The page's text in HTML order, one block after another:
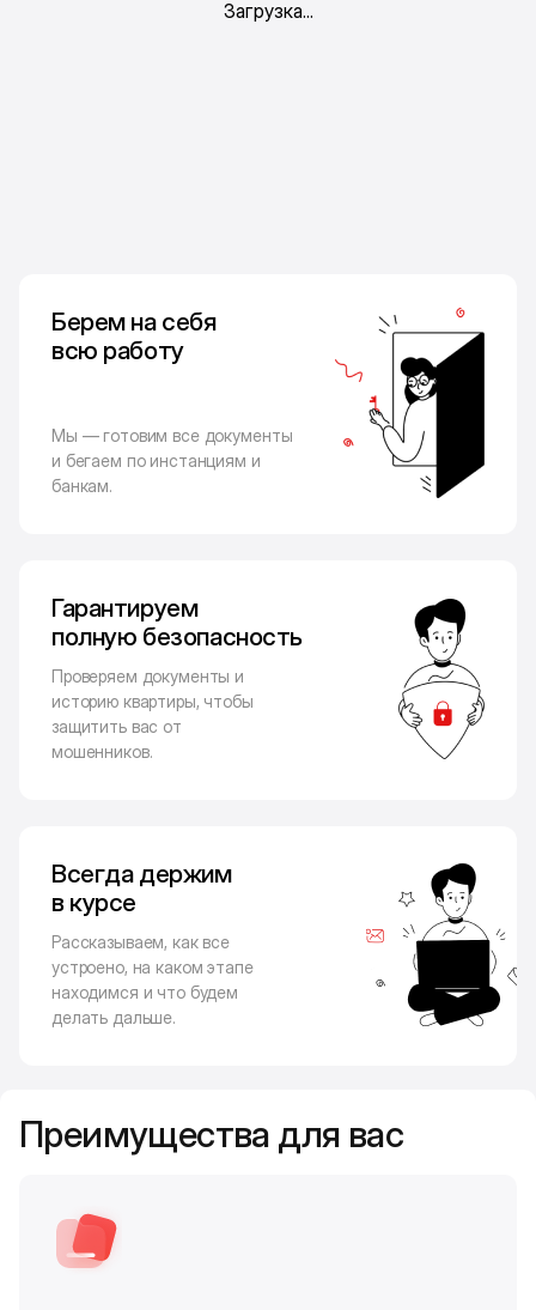
Берем на себя
всю работу
Мы — готовим все документы
и бегаем по инстанциям и
банкам.
Гарантируем
полную безопасность
Проверяем документы и
историю квартиры, чтобы
защитить вас от
мошенников.
Всегда держим
в курсе
Рассказываем, как все
устроено, на каком этапе
находимся и что будем
делать дальше.
Преимущества для вас